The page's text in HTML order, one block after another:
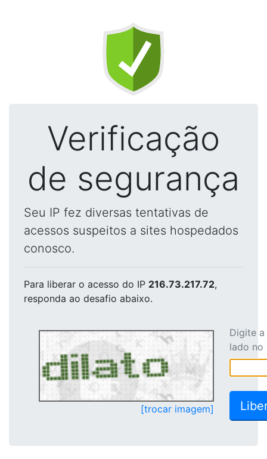
Verificação
de segurança
Seu IP fez diversas tentativas de
acessos suspeitos a sites hospedados
conosco.
Para liberar o acesso do IP 216.73.217.72,
responda ao desafio abaixo.
[trocar imagem]
Digite
lado no